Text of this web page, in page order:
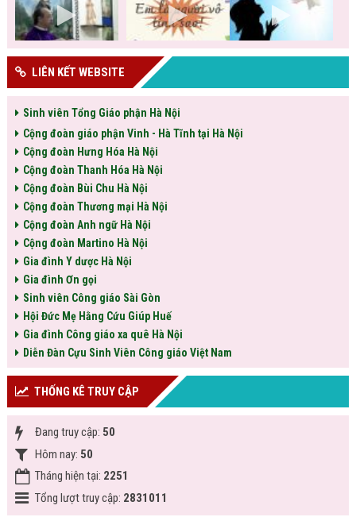
LIÊN KẾT WEBSITE
Sinh viên Tổng Giáo phận Hà Nội
Cộng đoàn giáo phận Vinh - Hà Tĩnh tại Hà Nội
Cộng đoàn Hưng Hóa Hà Nội
Cộng đoàn Thanh Hóa Hà Nội
Cộng đoàn Bùi Chu Hà Nội
Cộng đoàn Thương mại Hà Nội
Cộng đoàn Anh ngữ Hà Nội
Cộng đoàn Martino Hà Nội
Gia đình Y dược Hà Nội
Gia đình Ơn gọi
Sinh viên Công giáo Sài Gòn
Hội Đức Mẹ Hằng Cứu Giúp Huế
Gia đình Công giáo xa quê Hà Nội
Diễn Đàn Cựu Sinh Viên Công giáo Việt Nam
THỐNG KÊ TRUY CẬP
Đang truy cập: 50
Hôm nay: 50
Tháng hiện tại: 2251
Tổng lượt truy cập: 2831011